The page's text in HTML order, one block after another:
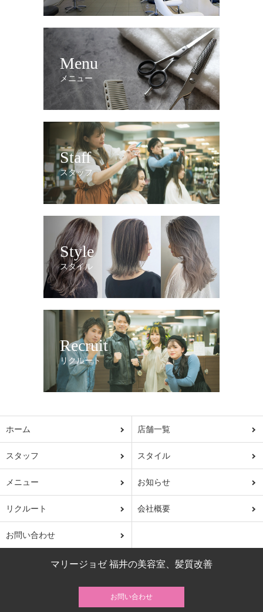
Menu
メニュー
Staff
スタッフ
Style
スタイル
Recruit
リクルート
ホーム 店舗一覧
スタッフ スタイル
メニュー お知らせ
リクルート 会社概要
お問い合わせ
マリージョゼ 福井の美容室、髪質改善
お問い合わせ